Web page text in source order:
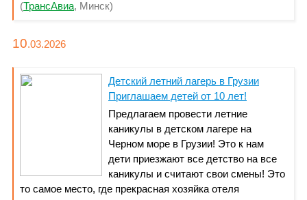
(ТрансАвиа, Минск)
10.03.2026
Детский летний лагерь в Грузии
Приглашаем детей от 10 лет!
Предлагаем провести летние
каникулы в детском лагере на
Черном море в Грузии! Это к нам
дети приезжают все детство на все
каникулы и считают свои смены! Это
то самое место, где прекрасная хозяйка отеля